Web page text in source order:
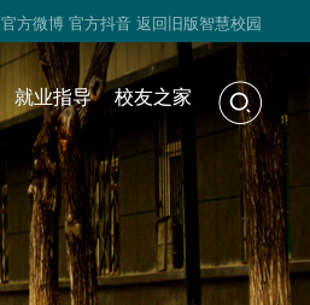
官方微博 官方抖音 返回旧版智慧校园
就业指导 校友之家